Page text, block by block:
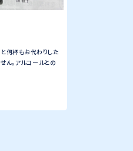
何杯もお代わりした
ん。アルコールとの